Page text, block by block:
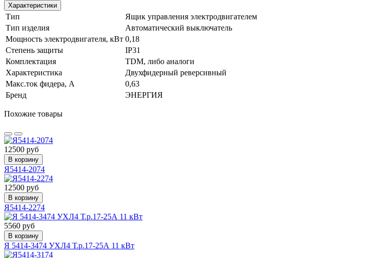
Характеристики
Тип
Ящик управления электродвигателем
Тип изделия
Автоматический выключатель
Мощность электродвигателя, кВт 0,18
Степень защиты
IP31
Комплектация
TDM, либо аналоги
Характеристика
Двухфидерный реверсивный
Макс.ток фидера, А
0,63
Бренд
ЭНЕРГИЯ
Похожие товары
12500 руб
В корзину
Я5414-2074
12500 руб
В корзину
Я5414-2274
5560 руб
В корзину
Я 5414-3474 УХЛ4 Т.р.17-25А 11 кВт